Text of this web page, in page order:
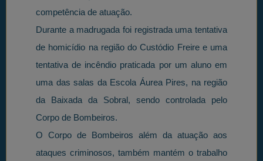
competência de atuação.
Durante a madrugada foi registrada uma tentativa
de homicídio na região do Custódio Freire e uma
tentativa de incêndio praticada por um aluno em
uma das salas da Escola Áurea Pires, na região
da Baixada da Sobral, sendo controlada pelo
Corpo de Bombeiros.
O Corpo de Bombeiros além da atuação aos
ataques criminosos, também mantém o trabalho